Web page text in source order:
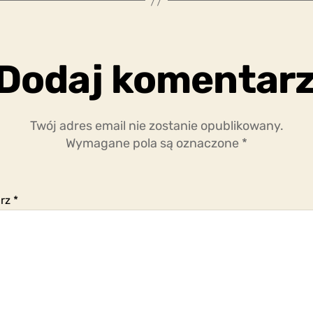
Twój adres email nie zostanie opublikowany.
Wymagane pola są oznaczone *
*